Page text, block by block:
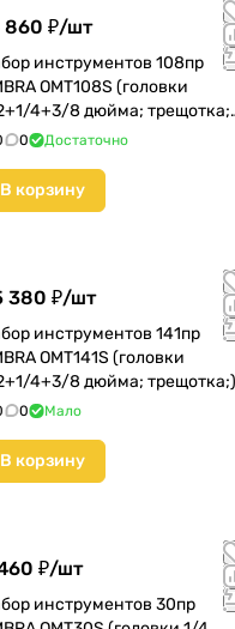
860 ₽/шт
инструментов 108пр
OMT108S (головки
4+3/8 дюйма; трещотка;
0 Достаточно
В корзину
380 ₽/шт
инструментов 141пр
OMT141S (головки
4+3/8 дюйма; трещотка;)
0 Мало
В корзину
₽/шт
инструментов 30пр